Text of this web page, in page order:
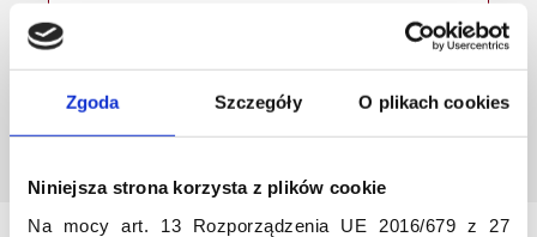
Zgoda Szczegóły O plikach cookies
Niniejsza strona korzysta z plików cookie
Na mocy art. 13 Rozporządzenia UE 2016/679 z 27